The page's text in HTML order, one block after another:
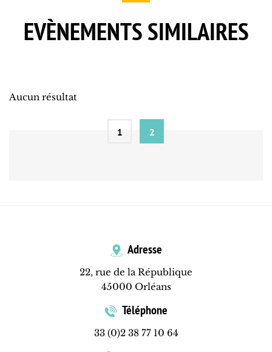
EVÈNEMENTS SIMILAIRES
Aucun résultat
1 2
Adresse
22, rue de la République
45000 Orléans
Téléphone
33 (0)2 38 77 10 64